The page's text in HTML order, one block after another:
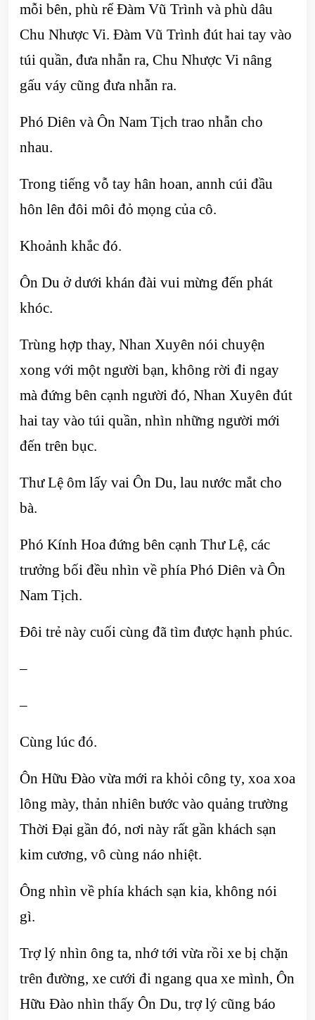
mỗi bên, phù rể Đàm Vũ Trình và phù dâu
Chu Nhược Vi. Đàm Vũ Trình đút hai tay vào
túi quần, đưa nhẫn ra, Chu Nhược Vi nâng
gấu váy cũng đưa nhẫn ra.
Phó Diên và Ôn Nam Tịch trao nhẫn cho
nhau.
Trong tiếng vỗ tay hân hoan, annh cúi đầu
hôn lên đôi môi đỏ mọng của cô.
Khoảnh khắc đó.
Ôn Du ở dưới khán đài vui mừng đến phát
khóc.
Trùng hợp thay, Nhan Xuyên nói chuyện
xong với một người bạn, không rời đi ngay
mà đứng bên cạnh người đó, Nhan Xuyên đút
hai tay vào túi quần, nhìn những người mới
đến trên bục.
Thư Lệ ôm lấy vai Ôn Du, lau nước mắt cho
bà.
Phó Kính Hoa đứng bên cạnh Thư Lệ, các
trưởng bối đều nhìn về phía Phó Diên và Ôn
Nam Tịch.
Đôi trẻ này cuối cùng đã tìm được hạnh phúc.
–
–
Cùng lúc đó.
Ôn Hữu Đào vừa mới ra khỏi công ty, xoa xoa
lông mày, thản nhiên bước vào quảng trường
Thời Đại gần đó, nơi này rất gần khách sạn
kim cương, vô cùng náo nhiệt.
Ông nhìn về phía khách sạn kia, không nói
gì.
Trợ lý nhìn ông ta, nhớ tới vừa rồi xe bị chặn
trên đường, xe cưới đi ngang qua xe mình, Ôn
Hữu Đào nhìn thấy Ôn Du, trợ lý cũng báo